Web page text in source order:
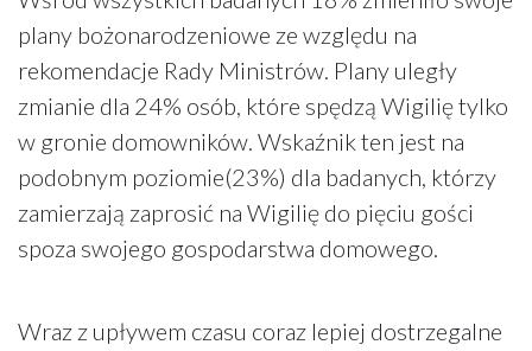
plany bożonarodzeniowe ze względu na
rekomendacje Rady Ministrów. Plany uległy
zmianie dla 24% osób, które spędzą Wigilię tylko
w gronie domowników. Wskaźnik ten jest na
podobnym poziomie(23%) dla badanych, którzy
zamierzają zaprosić na Wigilię do pięciu gości
spoza swojego gospodarstwa domowego.
Wraz z upływem czasu coraz lepiej dostrzegalne